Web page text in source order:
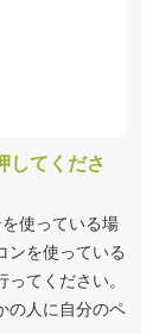
してくださ
使っている場
ンを使っている
てください。
の人に自分のペ